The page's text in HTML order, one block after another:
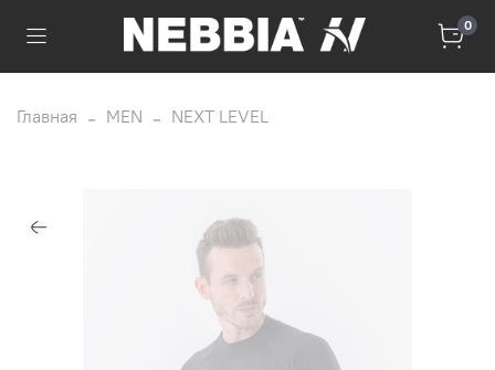
0
Главная MEN NEXT LEVEL